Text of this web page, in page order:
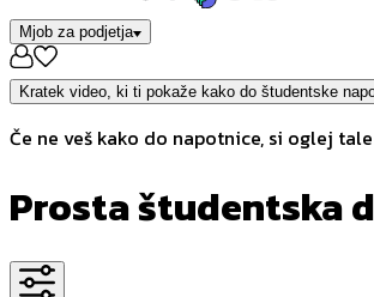
Mjob za podjetja
Kratek video, ki ti pokaže kako do študentske
Če ne veš kako do napotnice, si oglej tale
Prosta študentska